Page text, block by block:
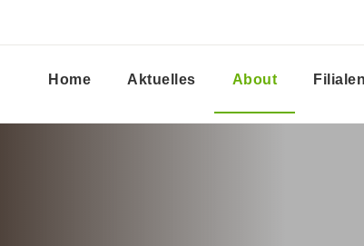
Home Aktuelles About Filialen